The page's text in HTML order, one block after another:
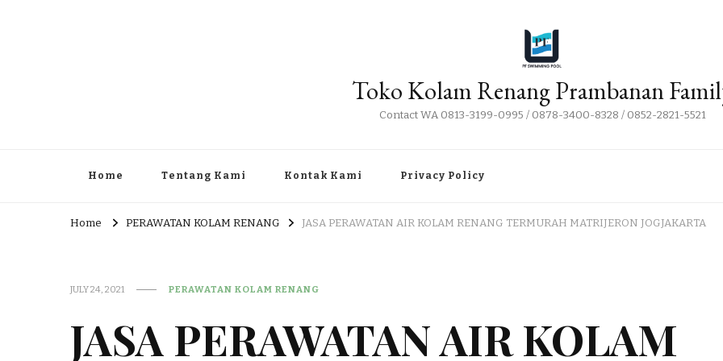
Toko Kolam Renang Prambanan
Contact WA 0813-3199-0995 / 0878-3400-8328 / 0852-2821-5521
Home Tentang Kami Kontak Kami Privacy Policy
Home PERAWATAN KOLAM RENANG JASA PERAWATAN AIR KOLAM RENANG TERMURAH MATRIJERON JOGJAKARTA
JULY 24, 2021 PERAWATAN KOLAM RENANG
JASA PERAWATAN AIR KOLAM